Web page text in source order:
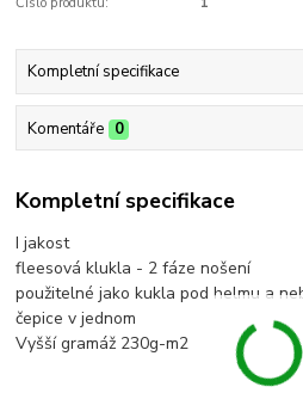
Kompletní specifikace
Komentáře 0
Kompletní specifikace
I jakost
fleesová klukla - 2 fáze nošení
použitelné jako kukla pod helmu a
čepice v jednom
Vyšší gramáž 230g-m2